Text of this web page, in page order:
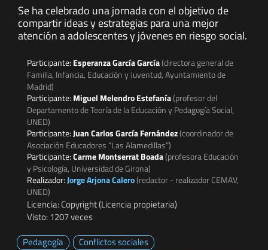
Se ha celebrado una jornada con el objetivo de
compartir ideas y estrategias para una mejor
atención a adolescentes y jóvenes en riesgo social.
Participante: Esperanza García García(directora general de
Familia, Infancia, Educación y Juventud, Ayuntamiento de
Madrid)
Participante: Miguel Melendro Estefanía(profesor del
Departamento de Teoría de la Educación y Pedagogía Social,
UNED)
Participante:Juan Carlos García Fernández(coordinador de
Asociación Educadores “Las Alamedillas”)
Participante:Carme Montserrat Boada(profesora Educación
y Psicología, Universidad de Girona)
Realizador:Jorge Arjona Calero(redactor - realizador CEMAV,
UNED)
Licencia: Copyright (Licencia propietaria)
Visto: 1207 veces
Pedagogía
Conflictos sociales